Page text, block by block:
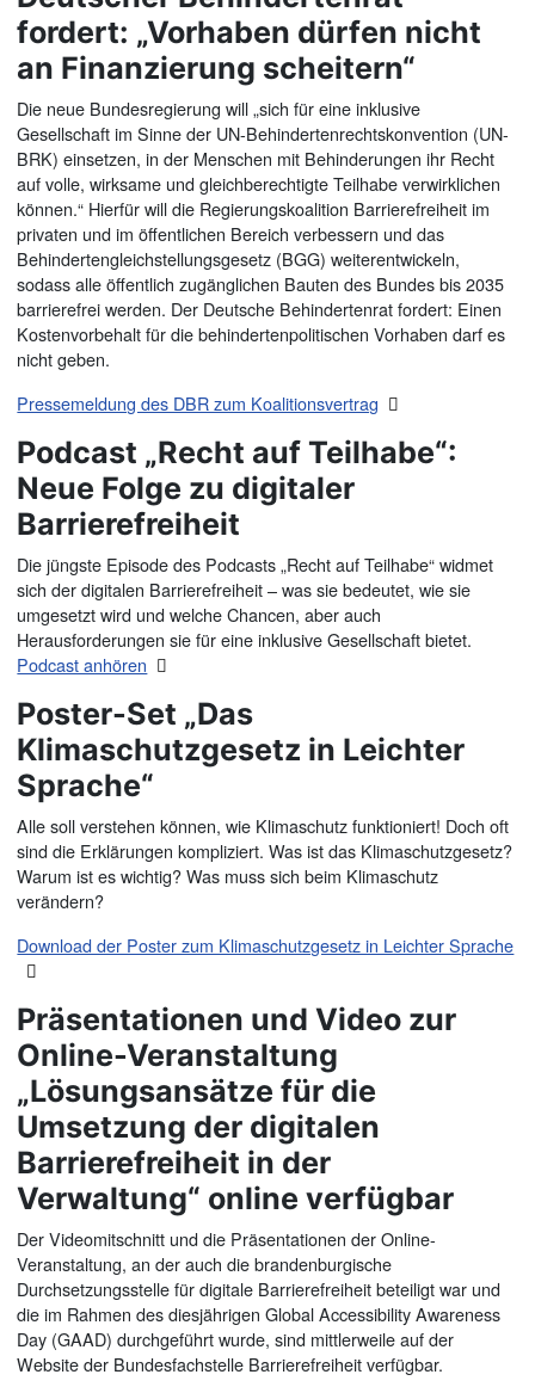
fordert: „Vorhaben dürfen nicht
an Finanzierung scheitern“
Die neue Bundesregierung will „sich für eine inklusive
Gesellschaft im Sinne der UN-Behindertenrechtskonvention (UN-
BRK) einsetzen, in der Menschen mit Behinderungen ihr Recht
auf volle, wirksame und gleichberechtigte Teilhabe verwirklichen
können.“ Hierfür will die Regierungskoalition Barrierefreiheit im
privaten und im öffentlichen Bereich verbessern und das
Behindertengleichstellungsgesetz (BGG) weiterentwickeln,
sodass alle öffentlich zugänglichen Bauten des Bundes bis 2035
barrierefrei werden. Der Deutsche Behindertenrat fordert: Einen
Kostenvorbehalt für die behindertenpolitischen Vorhaben darf es
nicht geben.
Pressemeldung des DBR zum Koalitionsvertrag
Podcast „Recht auf Teilhabe“:
Neue Folge zu digitaler
Barrierefreiheit
Die jüngste Episode des Podcasts „Recht auf Teilhabe“ widmet
sich der digitalen Barrierefreiheit – was sie bedeutet, wie sie
umgesetzt wird und welche Chancen, aber auch
Herausforderungen sie für eine inklusive Gesellschaft bietet.
Podcast anhören
Poster-Set „Das
Klimaschutzgesetz in Leichter
Sprache“
Alle soll verstehen können, wie Klimaschutz funktioniert! Doch oft
sind die Erklärungen kompliziert. Was ist das Klimaschutzgesetz?
Warum ist es wichtig? Was muss sich beim Klimaschutz
verändern?
Download der Poster zum Klimaschutzgesetz in Leichter Sprache
Präsentationen und Video zur
Online-Veranstaltung
„Lösungsansätze für die
Umsetzung der digitalen
Barrierefreiheit in der
Verwaltung“ online verfügbar
Der Videomitschnitt und die Präsentationen der Online-
Veranstaltung, an der auch die brandenburgische
Durchsetzungsstelle für digitale Barrierefreiheit beteiligt war und
die im Rahmen des diesjährigen Global Accessibility Awareness
Day (GAAD) durchgeführt wurde, sind mittlerweile auf der
Website der Bundesfachstelle Barrierefreiheit verfügbar.